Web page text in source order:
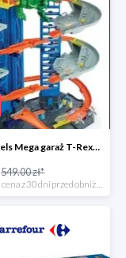
Hot Wheels Mega garaż T-Rexa -29%
549.00 zł*